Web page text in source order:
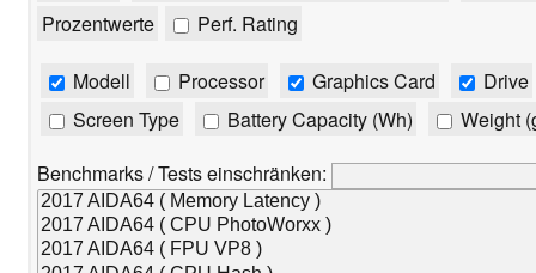
Prozentwerte
Perf. Rating
Modell Processor Graphics Card
Drive
Screen Type
Battery Capacity (Wh)
Weight
Benchmarks / Tests einschränken: